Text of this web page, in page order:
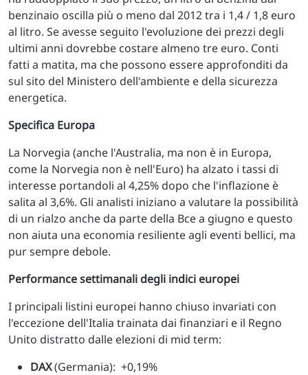
benzinaio oscilla più o meno dal 2012 tra i 1,4 / 1,8 euro
al litro. Se avesse seguito l'evoluzione dei prezzi degli
ultimi anni dovrebbe costare almeno tre euro. Conti
fatti a matita, ma che possono essere approfonditi da
sul sito del Ministero dell'ambiente e della sicurezza
energetica.
Specifica Europa
La Norvegia (anche l'Australia, ma non è in Europa,
come la Norvegia non è nell'Euro) ha alzato i tassi di
interesse portandoli al 4,25% dopo che l'inflazione è
salita al 3,6%. Gli analisti iniziano a valutare la possibilità
di un rialzo anche da parte della Bce a giugno e questo
non aiuta una economia resiliente agli eventi bellici, ma
pur sempre debole.
Performance settimanali degli indici europei
I principali listini europei hanno chiuso invariati con
l'eccezione dell'Italia trainata dai finanziari e il Regno
Unito distratto dalle elezioni di mid term:
DAX(Germania): +0,19%